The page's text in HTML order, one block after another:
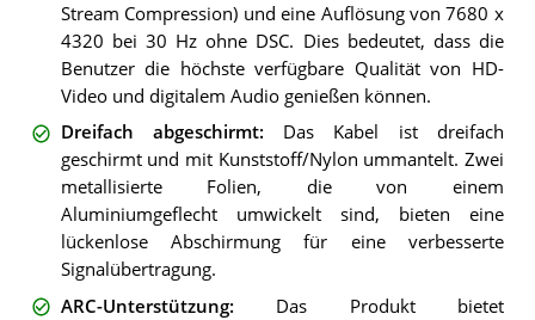
Stream Compression) und eine Auflösung von 7680 x
4320 bei 30 Hz ohne DSC. Dies bedeutet, dass die
Benutzer die höchste verfügbare Qualität von HD-
Video und digitalem Audio genießen können.
Dreifach abgeschirmt: Das Kabel ist dreifach
geschirmt und mit Kunststoff/Nylon ummantelt. Zwei
metallisierte Folien, die von einem
Aluminiumgeflecht umwickelt sind, bieten eine
lückenlose Abschirmung für eine verbesserte
Signalübertragung.
ARC-Unterstützung: Das Produkt bietet